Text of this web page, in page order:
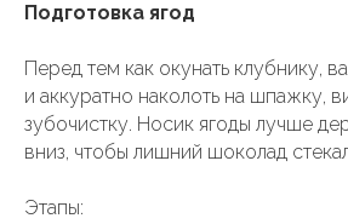
Подготовка ягод
Перед тем как окунать клубнику,
и аккуратно наколоть на шпажку,
зубочистку. Носик ягоды лучше
вниз, чтобы лишний шоколад
Этапы: